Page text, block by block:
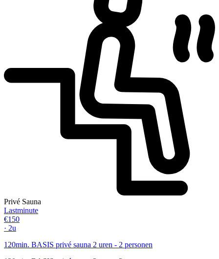
Privé Sauna
Lastminute
€150
· 2u
120min. BASIS privé sauna 2 uren - 2 personen